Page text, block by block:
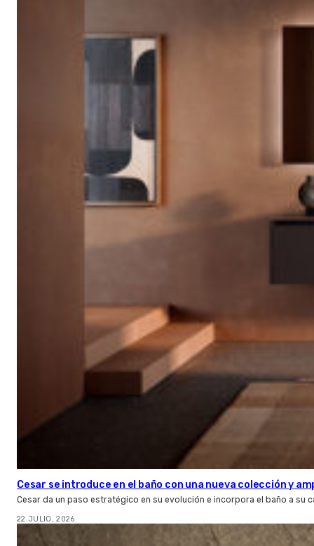
Cesar se introduce en el baño con una nueva colección y
Cesar da un paso estratégico en su evolución e incorpora el baño a su
22 JULIO, 2026